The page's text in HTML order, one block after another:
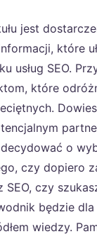
jest
które
usług SEO.
które
o
czy dopiero
czy
będzie dla
wiedzy.